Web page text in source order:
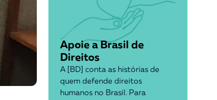
Apoie a Brasil de
Direitos
A [BD] conta as histórias de
quem defende direitos
humanos no Brasil. Para